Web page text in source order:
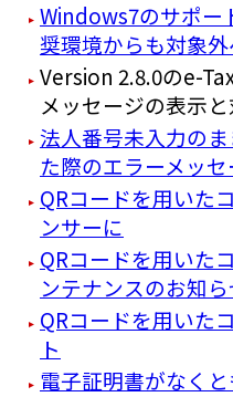
Windows7のサポー
奨環境からも対象
Version 2.8.0のe-
メッセージの表示
法人番号未入力の
た際のエラーメッ
QRコードを用いた
ンサーに
QRコードを用いた
ンテナンスのお知
QRコードを用いた
ト
電子証明書がなく